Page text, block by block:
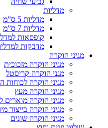
מדליות
מדליות 5 ס”מ
מדליות 7 ס”מ
קופסאות
מדבקות
מגיני הוקרה
מגיני הוקרה מזכוכית
מגני הוקרה קריסטל
מגיני הוקרה לכוחות
מגיני הוקרה מעץ
מגיני הוקרה מוארים
מגיני הוקרה בייצור
מגיני הוקרה שונים